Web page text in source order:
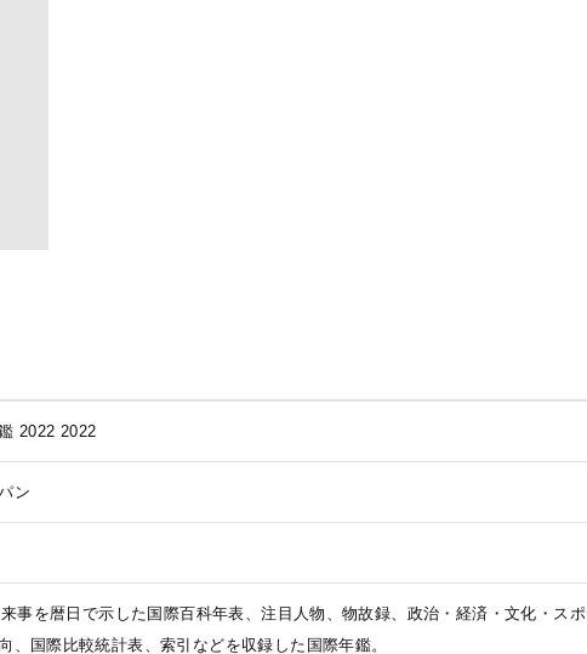
2022 2022
ン
事を暦日で示した国際百科年表、注目人物、物故録、政治・経済・文化・ス
、国際比較統計表、索引などを収録した国際年鑑。